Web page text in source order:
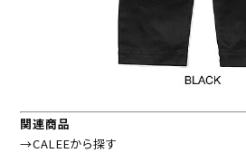
関連商品
→CALEEから探す